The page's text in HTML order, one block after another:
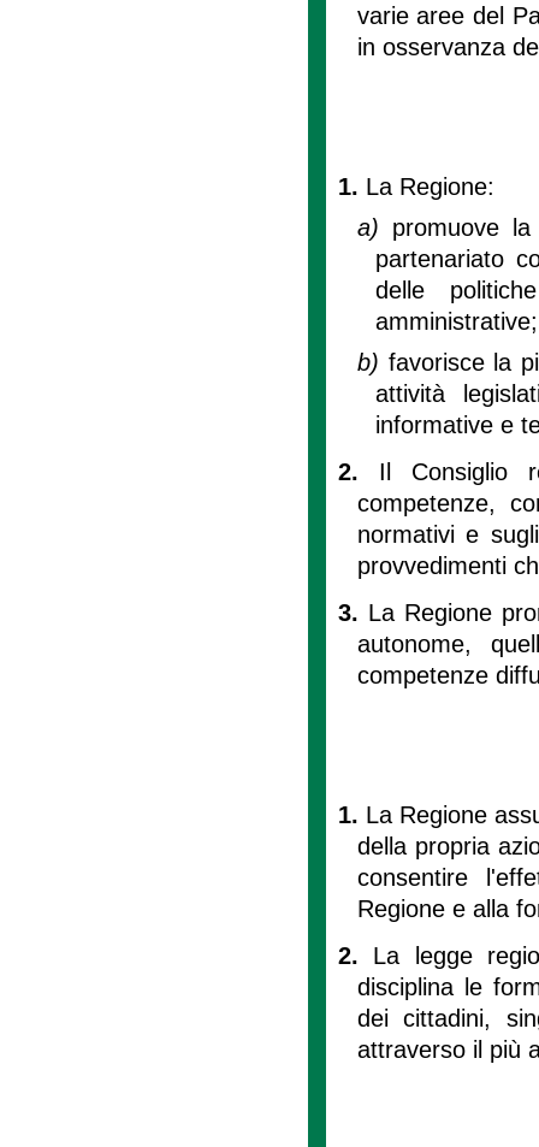
varie aree del
in osservanza
1. La Regione:
a) promuove
partenariato
delle
amministrative;
b) favorisce la
attività
informative e
2. Il Consiglio
competenze,
normativi e
provvedimenti
3. La Regione
autonome,
competenze
1. La Regione
della propria
consentire
Regione e alla
2. La legge
disciplina le
dei cittadini,
attraverso il più